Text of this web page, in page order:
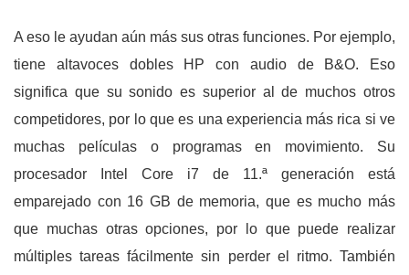
A eso le ayudan aún más sus otras funciones. Por ejemplo,
tiene altavoces dobles HP con audio de B&O. Eso
significa que su sonido es superior al de muchos otros
competidores, por lo que es una experiencia más rica si ve
muchas películas o programas en movimiento. Su
procesador Intel Core i7 de 11.ª generación está
emparejado con 16 GB de memoria, que es mucho más
que muchas otras opciones, por lo que puede realizar
múltiples tareas fácilmente sin perder el ritmo. También